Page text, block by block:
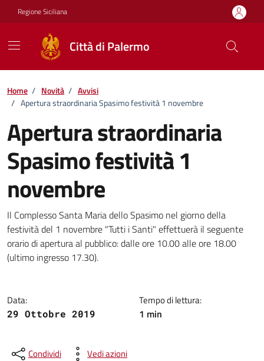
Vai ai contenuti
Vai al footer
Regione Siciliana
Città di Palermo
Home / Novità / Avvisi
/ Apertura straordinaria Spasimo festività 1 novembre
Apertura straordinaria
Spasimo festività 1
novembre
Dettagli della notizia
Il Complesso Santa Maria dello Spasimo nel giorno della
festività del 1 novembre "Tutti i Santi" effettuerà il seguente
orario di apertura al pubblico: dalle ore 10.00 alle ore 18.00
(ultimo ingresso 17.30).
Data:
29 Ottobre 2019
Tempo di lettura:
1 min
Condividi Vedi azioni